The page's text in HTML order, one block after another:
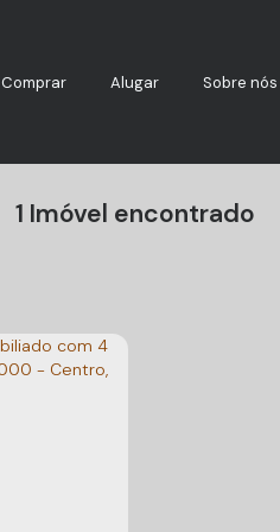
Sobre nós
Alugar
Comprar
1 Imóvel encontrado